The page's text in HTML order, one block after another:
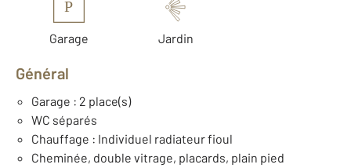
P
Garage Jardin
Général
Garage : 2 place(s)
WC séparés
Chauffage : Individuel radiateur fioul
Cheminée, double vitrage, placards, plain pied